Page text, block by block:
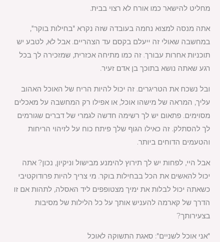
מחליט להישאר כמו אורח לא רצוי בבית.
אתה מנסה למצוא נחמה בעובדה שזה נקרא "בחילות בוקר",
במחשבה שאולי זה ייעלם בקסם עד הצהריים. אבל לא, לטבע יש
תוכניות אחרות עבורך. זה כמו מתיחה אכזרית, שמזכירה לך בכל
רגע שאתה נושא בתוכך בן אדם זעיר.
ובל נשכח את הטריגרים. זה יכול להיות הריח של האוכל האהוב
עליך, המראה של מישהו אוכל, או אפילו רק המחשבה על מאכלים
מסוימים. פתאום יש לך רשימה חדשה לגמרי של דברים שגורמים
לך להסתלק. זה כאילו הגוף שלך פיתח כוח על לזיהוי הריחות
והטעמים הדוחים ביותר.
אבל היי, לפחות יש לך תירוץ להימנע מבישול וניקיון, נכון? אתה
יכול להאשים את הכל בבחילות בוקר. מי צריך להיות פרודוקטיבי
כשאתה יכול לבלות את ימיך מצטופפים ליד האסלה, לתהות אם זו
הדרך של קארמה להעניש אותך על כל הלילות של מסיבות
בצעירותך?
"אני אוכל לשניים": סאגת התשוקה לאוכל